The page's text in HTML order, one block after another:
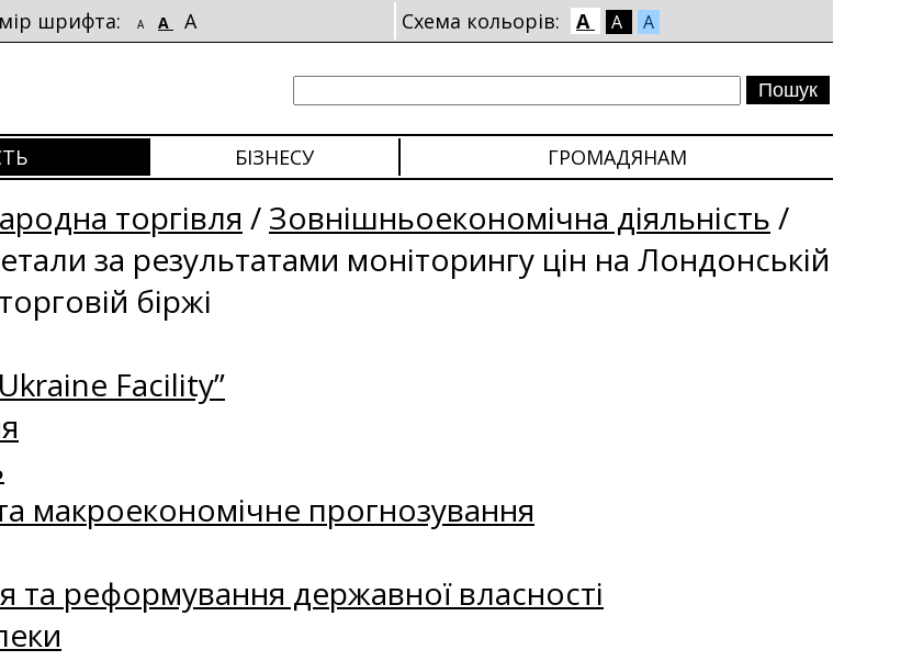
шрифта: A A A Схема кольорів: A A A
БІЗНЕСУ ГРОМАДЯНАМ
торгівля / Зовнішньоекономічна діяльність /
за результатами моніторингу цін на Лондонській
біржі
Facility”
макроекономічне прогнозування
та реформування державної власності